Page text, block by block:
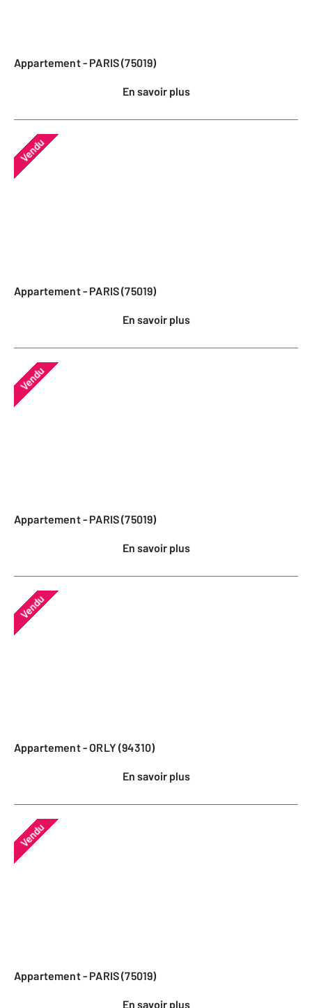
Appartement - PARIS (75019)
En savoir plus
Vendu
Appartement - PARIS (75019)
En savoir plus
Vendu
Appartement - PARIS (75019)
En savoir plus
Vendu
Appartement - ORLY (94310)
En savoir plus
Vendu
Appartement - PARIS (75019)
En savoir plus